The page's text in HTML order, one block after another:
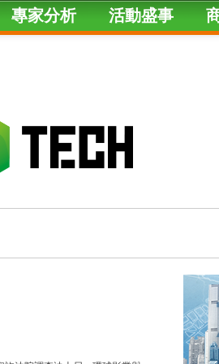
專家分析 活動盛事